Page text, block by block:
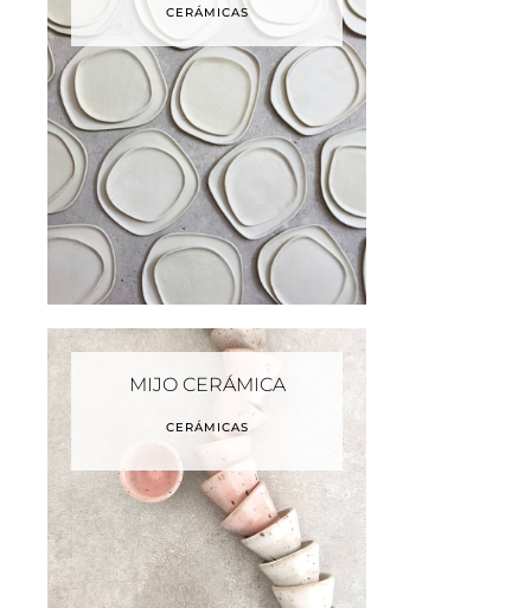
CERÁMICAS
MIJO CERÁMICA
CERÁMICAS